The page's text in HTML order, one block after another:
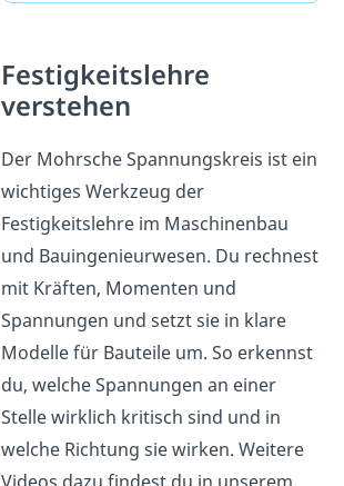
Festigkeitslehre
verstehen
Der Mohrsche Spannungskreis ist ein
wichtiges Werkzeug der
Festigkeitslehre im Maschinenbau
und Bauingenieurwesen. Du rechnest
mit Kräften, Momenten und
Spannungen und setzt sie in klare
Modelle für Bauteile um. So erkennst
du, welche Spannungen an einer
Stelle wirklich kritisch sind und in
welche Richtung sie wirken. Weitere